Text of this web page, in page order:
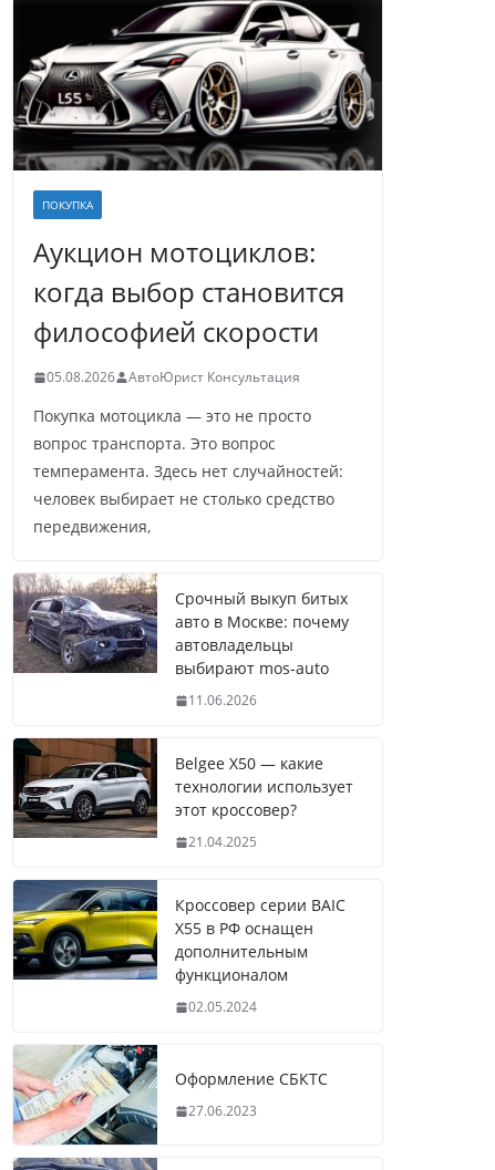
ПОКУПКА
Аукцион мотоциклов:
когда выбор становится
философией скорости
05.08.2026 АвтоЮрист Консультация
Покупка мотоцикла — это не просто
вопрос транспорта. Это вопрос
темперамента. Здесь нет случайностей:
человек выбирает не столько средство
передвижения,
Срочный выкуп битых
авто в Москве: почему
автовладельцы
выбирают mos-auto
11.06.2026
Belgee X50 — какие
технологии использует
этот кроссовер?
21.04.2025
Кроссовер серии BAIC
X55 в РФ оснащен
дополнительным
функционалом
02.05.2024
Оформление СБКТС
27.06.2023